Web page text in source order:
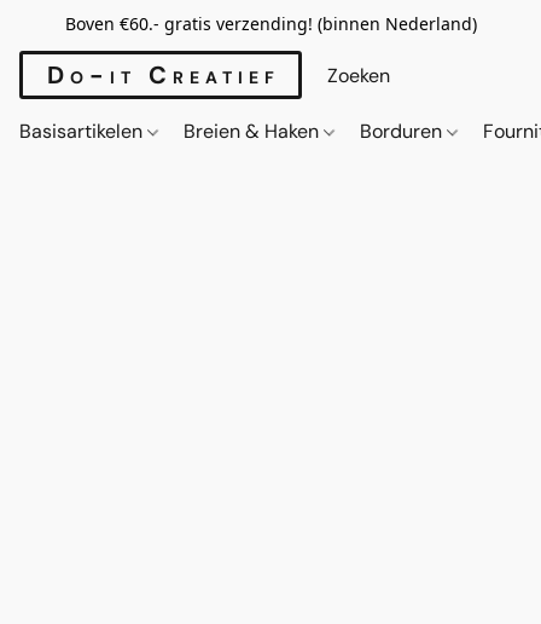
Boven €60.- gratis verzending! (binnen Nederland)
Do-it Creatief
Basisartikelen Breien & Haken Borduren